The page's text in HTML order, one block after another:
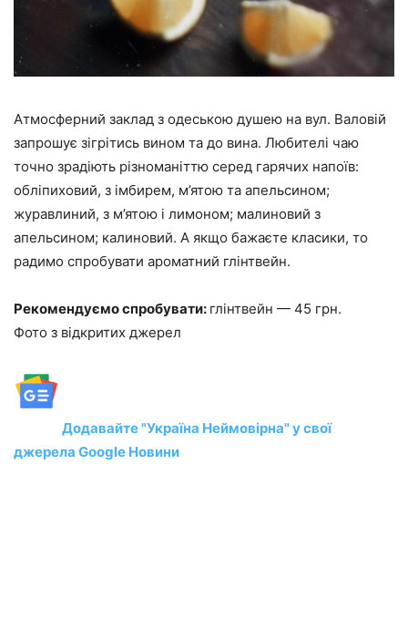
Атмосферний заклад з одеською душею на вул. Валовій
запрошує зігрітись вином та до вина. Любителі чаю
точно зрадіють різноманіттю серед гарячих напоїв:
обліпиховий, з імбирем, м’ятою та апельсином;
журавлиний, з м’ятою і лимоном; малиновий з
апельсином; калиновий. А якщо бажаєте класики, то
радимо спробувати ароматний глінтвейн.
Рекомендуємо спробувати: глінтвейн — 45 грн.
Фото з відкритих джерел
Додавайте "Україна Неймовірна" у свої
джерела Google Новини